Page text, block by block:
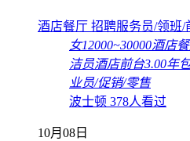
酒店餐厅 招聘服务员/领班/
女12000~30000酒店
洁员酒店前台3.00年
业员/促销/零售
波士顿 378人看过
10月08日